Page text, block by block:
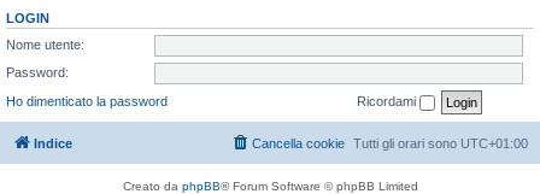
LOGIN
Nome utente:
Password:
Ho dimenticato la password
Ricordami
Indice Tutti gli orari sono UTC+01:00
Cancella cookie
Creato da phpBB® Forum Software © phpBB Limited